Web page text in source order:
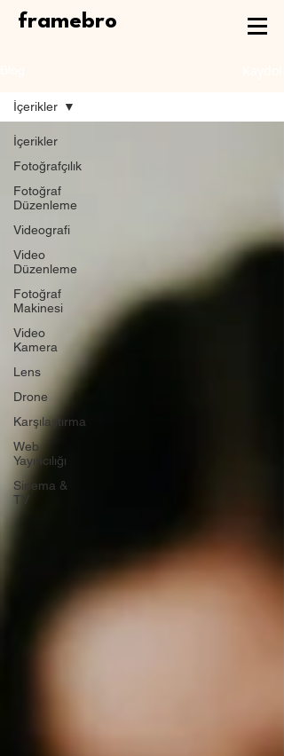
framebro
İçerikler
Fotoğrafçılık
Fotoğraf
Düzenleme
Videografi
Video
Düzenleme
Fotoğraf
Makinesi
Video
Kamera
Lens
Drone
Karşılaştırma
Web
Yayıncılığı
Sinema &
TV
İçerikler